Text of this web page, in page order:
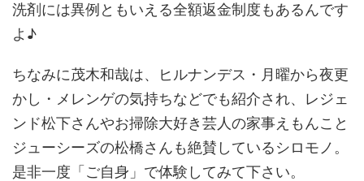
洗剤には異例ともいえる全額返金制度もあるんです
よ♪
ちなみに茂木和哉は、ヒルナンデス・月曜から夜更
かし・メレンゲの気持ちなどでも紹介され、レジェ
ンド松下さんやお掃除大好き芸人の家事えもんこと
ジューシーズの松橋さんも絶賛しているシロモノ。
是非一度「ご自身」で体験してみて下さい。